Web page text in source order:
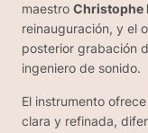
maestro Christophe
reinauguración, y el
posterior grabación
ingeniero de sonido.
El instrumento
clara y refinada,